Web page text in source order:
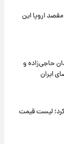
اروپا این
حاجی‌زاده و
ایران
لیست قیمت